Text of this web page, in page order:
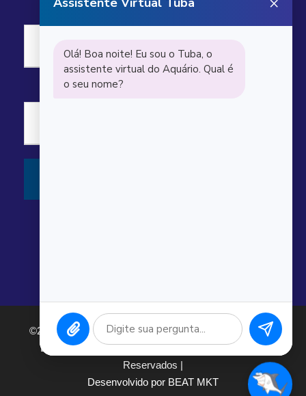
©2026 Argonauta Comércio e Serviços Oceanográficos
Ltda. CNPJ: 00.643.743/0001-80. Todos os direitos
Reservados |
Desenvolvido por BEAT MKT